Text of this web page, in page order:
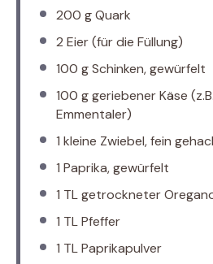
200 gQuark
2 Eier (für die Füllung)
100 gSchinken, gewürfelt
100 ggeriebener Käse
Emmentaler)
1 kleine Zwiebel, fein
1 Paprika, gewürfelt
1 TL getrockneter
1 TL Pfeffer
1 TL Paprikapulver